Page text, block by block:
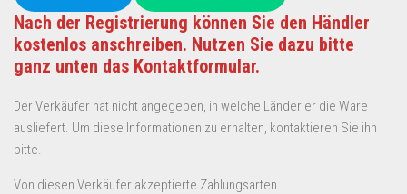
Nach der Registrierung können Sie den Händler
kostenlos anschreiben. Nutzen Sie dazu bitte
ganz unten das Kontaktformular.
Der Verkäufer hat nicht angegeben, in welche Länder er die Ware
ausliefert. Um diese Informationen zu erhalten, kontaktieren Sie ihn
bitte.
Von diesen Verkäufer akzeptierte Zahlungsarten